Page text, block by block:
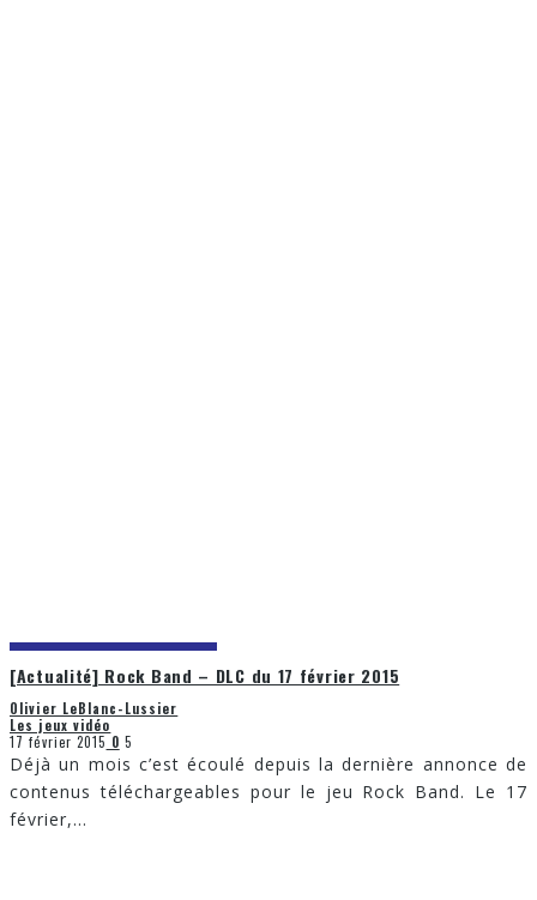
[Actualité] Rock Band – DLC du 17 février 2015
Olivier LeBlanc-Lussier
Les jeux vidéo
17 février 2015 0 5
Déjà un mois c’est écoulé depuis la dernière annonce de
contenus téléchargeables pour le jeu Rock Band. Le 17
février,...